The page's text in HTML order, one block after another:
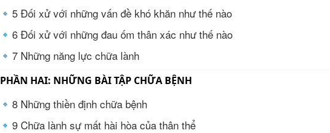
5 Đối xử với những vấn đề khó khăn như thế nào
6 Đối xử với những đau ốm thân xác như thế nào
7 Những năng lực chữa lành
PHẦN HAI: NHỮNG BÀI TẬP CHỮA BỆNH
8 Những thiền định chữa bệnh
9 Chữa lành sự mất hài hòa của thân thể